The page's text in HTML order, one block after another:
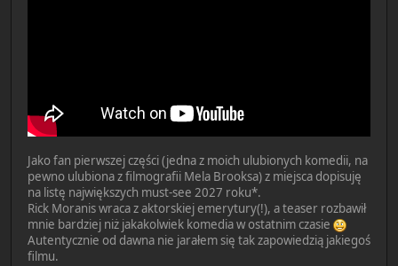
Jako fan pierwszej części (jedna z moich ulubionych komedii, na
pewno ulubiona z filmografii Mela Brooksa) z miejsca dopisuję
na listę największych must-see 2027 roku*.
Rick Moranis wraca z aktorskiej emerytury(!), a teaser rozbawił
mnie bardziej niż jakakolwiek komedia w ostatnim czasie
Autentycznie od dawna nie jarałem się tak zapowiedzią jakiegoś
filmu.